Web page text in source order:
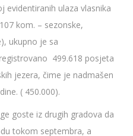
evidentiranih ulaza vlasnika
kom. – sezonske,
ukupno je sa
499.618 posjeta
jezera, čime je nadmašen
( 450.000).
goste iz drugih gradova da
tokom septembra, a